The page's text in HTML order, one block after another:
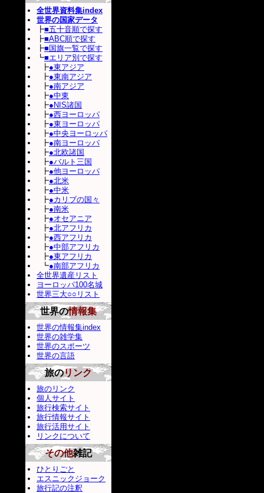
全世界資料集index
世界の国家データ
┣■五十音順で探す
┣■ABC順で探す
┣■国旗一覧で探す
┗■エリア別で探す
┣●東アジア
┣●東南アジア
┣●南アジア
┣●中東
┣●NIS諸国
┣●西ヨーロッパ
┣●東ヨーロッパ
┣●中央ヨーロッパ
┣●南ヨーロッパ
┣●北欧諸国
┣●バルト三国
┣●他ヨーロッパ
┣●北米
┣●中米
┣●カリブの国々
┣●南米
┣●オセアニア
┣●北アフリカ
┣●西アフリカ
┣●中部アフリカ
┣●東アフリカ
┗●南部アフリカ
全世界遺産リスト
ヨーロッパ100名城
世界三大○○リスト
世界の情報集
世界の情報集index
世界の雑学集
世界のスポーツ
世界の言語
旅のリンク
旅のリンク
個人サイト
旅行検索サイト
旅行情報サイト
旅行活用サイト
リンクについて
その他雑記
ひとりごと
エスニックジョーク
旅行記の注釈